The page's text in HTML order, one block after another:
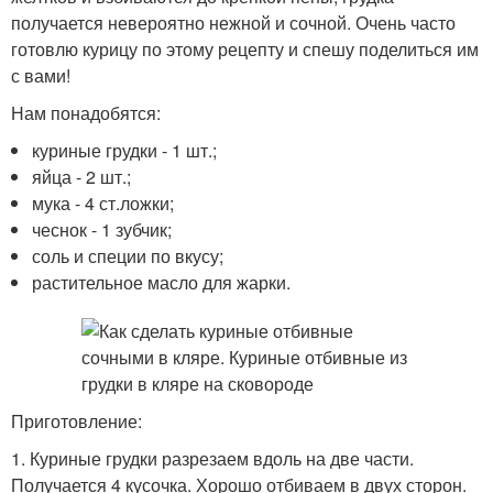
получается невероятно нежной и сочной. Очень часто
готовлю курицу по этому рецепту и спешу поделиться им
с вами!
Нам понадобятся:
куриные грудки - 1 шт.;
яйца - 2 шт.;
мука - 4 ст.ложки;
чеснок - 1 зубчик;
соль и специи по вкусу;
растительное масло для жарки.
Приготовление:
1. Куриные грудки разрезаем вдоль на две части.
Получается 4 кусочка. Хорошо отбиваем в двух сторон.